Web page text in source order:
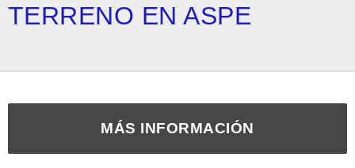
TERRENO EN ASPE
MÁS INFORMACIÓN